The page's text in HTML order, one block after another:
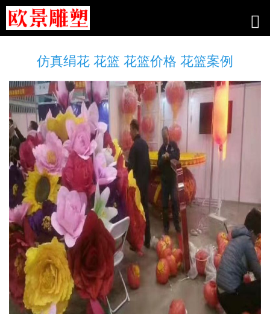
仿真绢花 花篮 花篮价格 花篮案例